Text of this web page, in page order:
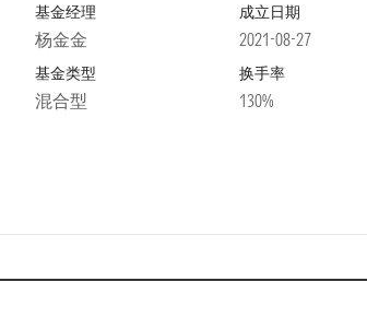
基金经理
杨金金
成立日期
2021-08-27
基金类型
混合型
换手率
130%